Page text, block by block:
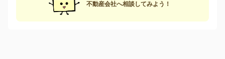
不動産会社へ相談してみよう！